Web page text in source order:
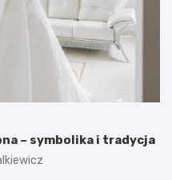
– symbolika i tradycja